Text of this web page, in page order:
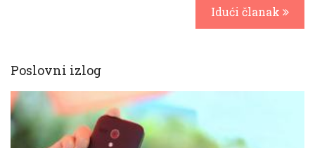
Idući članak
Poslovni izlog